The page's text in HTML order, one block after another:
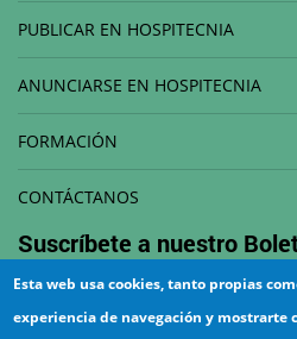
PUBLICAR EN HOSPITECNIA
ANUNCIARSE EN HOSPITECNIA
FORMACIÓN
CONTÁCTANOS
Suscríbete a nuestro
Esta web usa cookies, tanto propias
experiencia de navegación y mostrarte